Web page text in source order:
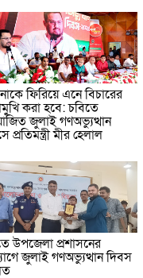
ফিরিয়ে এনে বিচারের
করা হবে: চবিতে
জুলাই গণঅভ্যুত্থান
প্রতিমন্ত্রী মীর হেলাল
উপজেলা প্রশাসনের
জুলাই গণঅভ্যুত্থান দিবস